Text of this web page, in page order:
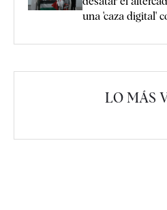
una 'caza digital'
LO MÁS